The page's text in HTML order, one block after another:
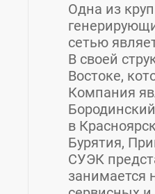
Одна из
сетью
В своей
Востоке,
Компания
в
Бурятия,
СУЭК
занимается